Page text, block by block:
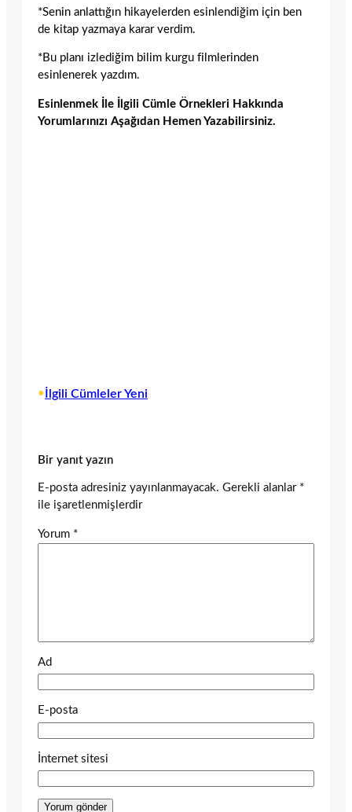
*Senin anlattığın hikayelerden esinlendiğim için ben
de kitap yazmaya karar verdim.
*Bu planı izlediğim bilim kurgu filmlerinden
esinlenerek yazdım.
Esinlenmek İle İlgili Cümle Örnekleri Hakkında
Yorumlarınızı Aşağıdan Hemen Yazabilirsiniz.
• İlgili Cümleler Yeni
Bir yanıt yazın
E-posta adresiniz yayınlanmayacak. Gerekli alanlar *
ile işaretlenmişlerdir
Yorum *
Ad
E-posta
İnternet sitesi